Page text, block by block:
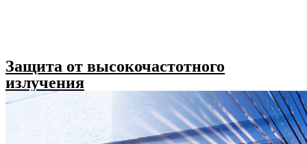
Защита от высокочастотного
излучения